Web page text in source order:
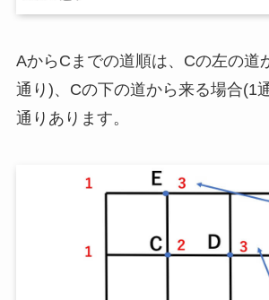
AからCまでの道順は、Cの左の道
通り)、Cの下の道から来る場合(1
通りあります。